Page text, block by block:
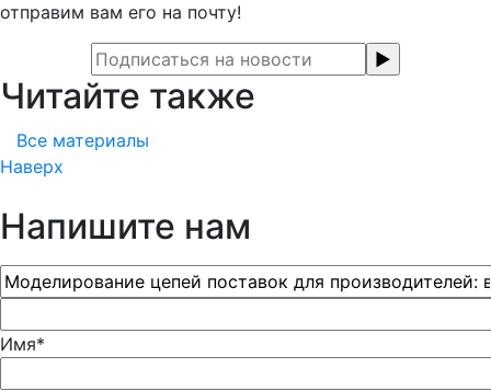
отправим вам его на почту!
Читайте также
Все материалы
Наверх
Напишите нам
Имя*